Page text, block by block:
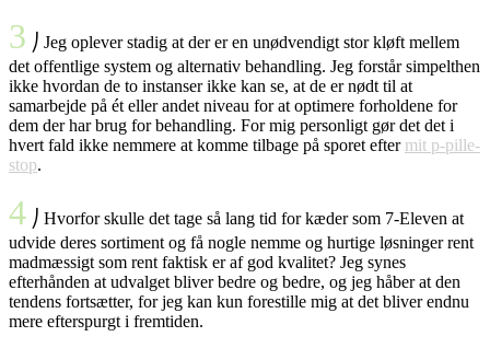
3 ⎠ Jeg oplever stadig at der er en unødvendigt stor kløft mellem
det offentlige system og alternativ behandling. Jeg forstår simpelthen
ikke hvordan de to instanser ikke kan se, at de er nødt til at
samarbejde på ét eller andet niveau for at optimere forholdene for
dem der har brug for behandling. For mig personligt gør det det i
hvert fald ikke nemmere at komme tilbage på sporet efter mit p-pille-
stop.
4 ⎠ Hvorfor skulle det tage så lang tid for kæder som 7-Eleven at
udvide deres sortiment og få nogle nemme og hurtige løsninger rent
madmæssigt som rent faktisk er af god kvalitet? Jeg synes
efterhånden at udvalget bliver bedre og bedre, og jeg håber at den
tendens fortsætter, for jeg kan kun forestille mig at det bliver endnu
mere efterspurgt i fremtiden.